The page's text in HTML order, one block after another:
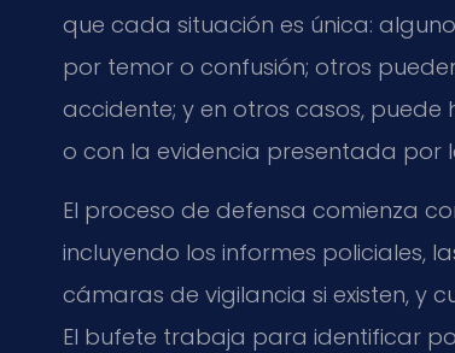
que cada situación es única:
por temor o confusión; otros
accidente; y en otros casos,
o con la evidencia presentada por
El proceso de defensa comienza
incluyendo los informes policiales,
cámaras de vigilancia si existen, y
El bufete trabaja para identificar